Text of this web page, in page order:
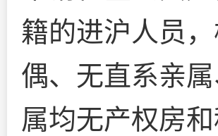
籍的进沪人员
偶、无直系亲
属均无产权房